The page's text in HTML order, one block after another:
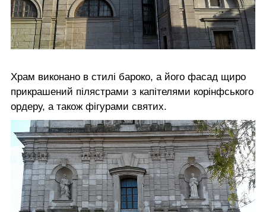
Храм виконано в стилі бароко, а його фасад щиро
прикрашений пілястрами з капітелями корінфського
ордеру, а також фігурами святих.